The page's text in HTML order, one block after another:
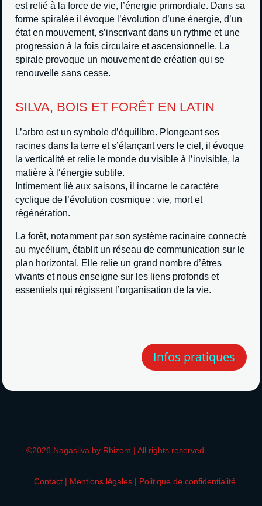
est relié à la force de vie, l’énergie primordiale. Dans sa
forme spiralée il évoque l’évolution d’une énergie, d’un
état en mouvement, s’inscrivant dans un rythme et une
progression à la fois circulaire et ascensionnelle. La
spirale provoque un mouvement de création qui se
renouvelle sans cesse.
SILVA, BOIS ET FORÊT EN LATIN
L’arbre est un symbole d’équilibre. Plongeant ses
racines dans la terre et s’élançant vers le ciel, il évoque
la verticalité et relie le monde du visible à l’invisible, la
matière à l‘énergie subtile.
Intimement lié aux saisons, il incarne le caractère
cyclique de l’évolution cosmique : vie, mort et
régénération.
La forêt, notamment par son système racinaire connecté
au mycélium, établit un réseau de communication sur le
plan horizontal. Elle relie un grand nombre d’êtres
vivants et nous enseigne sur les liens profonds et
essentiels qui régissent l’organisation de la vie.
Infos pratiques
©2026 Nagasilva by Rhizom | All rights reserved
Contact | Mentions légales | Politique de confidentialité